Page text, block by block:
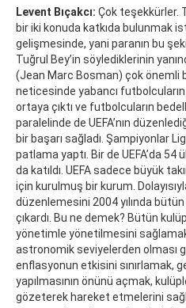
Levent Bıçakcı: Çok teşekkürler.
bir iki konuda katkıda bulunmak
gelişmesinde, yani paranın bu
Tuğrul Bey’in söylediklerinin
(Jean Marc Bosman) çok önemli
neticesinde yabancı
ortaya çıktı ve futbolcuların
paralelinde de UEFA’nın
bir başarı sağladı. Şampiyonlar
patlama yaptı. Bir de UEFA’da 54
da katıldı. UEFA sadece büyük
için kurulmuş bir kurum.
düzenlemesini 2004 yılında
çıkardı. Bu ne demek? Bütün
yönetimle yönetilmesini
astronomik seviyelerden olması
enflasyonun etkisini sınırlamak,
yapılmasının önünü açmak,
gözeterek hareket etmelerini